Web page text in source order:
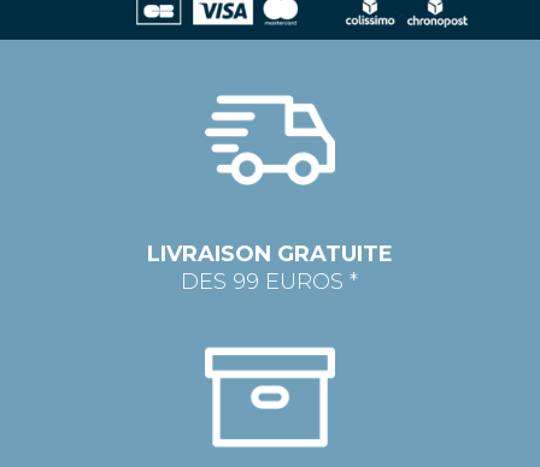
LIVRAISON GRATUITE
DES 99 EUROS *